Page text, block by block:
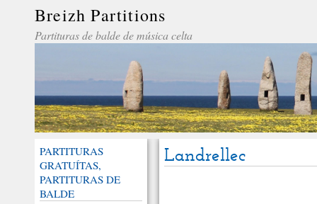
Breizh Partitions
Partituras de balde de música celta
PARTITURAS
GRATUÍTAS,
PARTITURAS DE
BALDE
Landrellec